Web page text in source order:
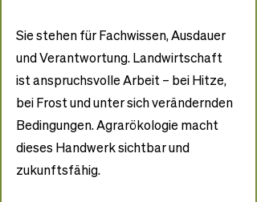
Sie stehen für Fachwissen, Ausdauer
und Verantwortung. Landwirtschaft
ist anspruchsvolle Arbeit – bei Hitze,
bei Frost und unter sich verändernden
Bedingungen. Agrarökologie macht
dieses Handwerk sichtbar und
zukunftsfähig.